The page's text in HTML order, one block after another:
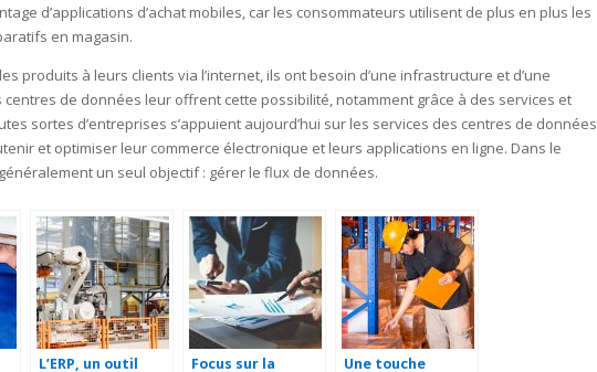
d’applications d’achat mobiles, car les consommateurs utilisent de plus en plus les
en magasin.
produits à leurs clients via l’internet, ils ont besoin d’une infrastructure et d’une
de données leur offrent cette possibilité, notamment grâce à des services et
sortes d’entreprises s’appuient aujourd’hui sur les services des centres de données
et optimiser leur commerce électronique et leurs applications en ligne. Dans le
un seul objectif : gérer le flux de données.
L’ERP, un outil Focus sur la Une touche